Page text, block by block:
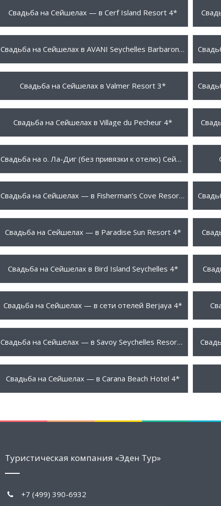
1450 € ПОДРОБНЕЕ
Свадьба на Сейшелах — в Cerf Island Resort 4*
1890 € ПОДРОБНЕЕ Свадьба на Сейшелах в AVANI Seychelles Barbarons 5*
710 € ПОДРОБНЕЕ
Свадьба на Сейшелах в Valmer Resort 3*
755 € ПОДРОБНЕЕ
Свадьба на Сейшелах в Village du Pecheur 4*
1899 € ПОДРОБНЕЕ Свадьба на о. Ла-Диг (без привязки к отелю) Сейшелы 760
1290 € ПОДРОБНЕЕ Свадьба на Сейшелах — в Fisherman’s Cove Resort 5*
1499 € ПОДРОБНЕЕ
Свадьба на Сейшелах — в Paradise Sun Resort 4* 999
1055 € ПОДРОБНЕЕ
Свадьба на Сейшелах в Bird Island Seychelles 4*
999 € ПОДРОБНЕЕ
Свадьба на Сейшелах — в сети отелей Berjaya 4* 999
1790 € ПОДРОБНЕЕ Свадьба на Сейшелах — в Savoy Seychelles Resort & Spa 5*
1290 € ПОДРОБНЕЕ
Свадьба на Сейшелах — в Carana Beach Hotel 4*
Туристическая компания «Эден Тур»
+7 (499) 390-6932